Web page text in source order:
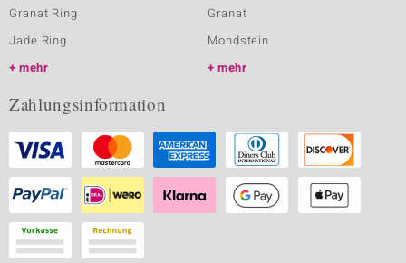
Granat Ring
Jade Ring
mehr
Granat
Mondstein
mehr
Zahlungsinformation